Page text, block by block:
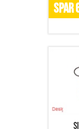
SPAR